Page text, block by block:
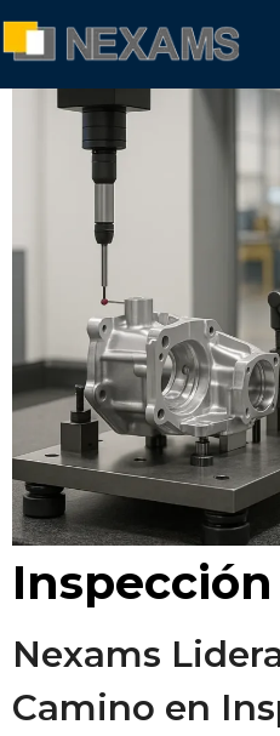
NEXAMS
Manufacturing Solutions
Inspección
Nexams
Camino en